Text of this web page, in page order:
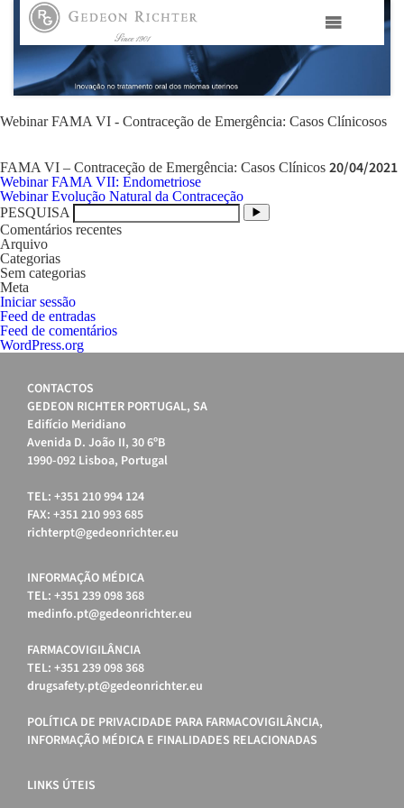
HOME
GEDEON RICHTER PORTUGAL
GEDEON RICHTER GRUPO
ÁREAS TERAPÊUTICAS
MEDIA
CONTACTOS
Webinar FAMA VI - Contraceção de Emergência: Casos Clínicosos
FAMA VI – Contraceção de Emergência: Casos Clínicos 20/04/2021
Navegação
de
artigos
Webinar FAMA VII: Endometriose
Webinar Evolução Natural da Contraceção
PESQUISA
Comentários recentes
Arquivo
Categorias
Sem categorias
Meta
Iniciar sessão
Feed de entradas
Feed de comentários
WordPress.org
CONTACTOS
GEDEON RICHTER PORTUGAL, SA
Edifício Meridiano
Avenida D. João II, 30 6ºB
1990-092 Lisboa, Portugal
TEL: +351 210 994 124
FAX: +351 210 993 685
richterpt@gedeonrichter.eu
INFORMAÇÃO MÉDICA
TEL: +351 239 098 368
medinfo.pt@gedeonrichter.eu
FARMACOVIGILÂNCIA
TEL: +351 239 098 368
drugsafety.pt@gedeonrichter.eu
POLÍTICA DE PRIVACIDADE PARA FARMACOVIGILÂNCIA,
INFORMAÇÃO MÉDICA E FINALIDADES RELACIONADAS
LINKS ÚTEIS